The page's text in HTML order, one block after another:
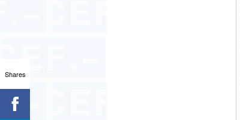
Shares